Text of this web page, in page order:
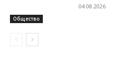
Общество
04.08.2026